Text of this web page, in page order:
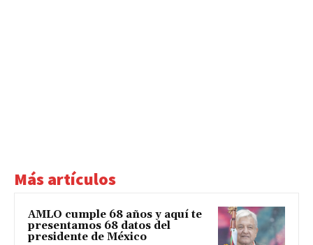
Más artículos
AMLO cumple 68 años y aquí te
presentamos 68 datos del
presidente de México